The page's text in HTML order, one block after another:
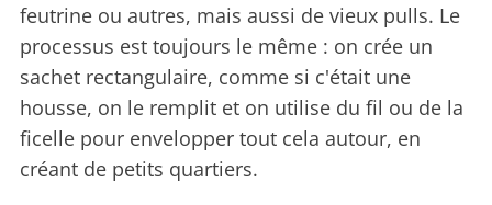
feutrine ou autres, mais aussi de vieux pulls. Le
processus est toujours le même : on crée un
sachet rectangulaire, comme si c'était une
housse, on le remplit et on utilise du fil ou de la
ficelle pour envelopper tout cela autour, en
créant de petits quartiers.